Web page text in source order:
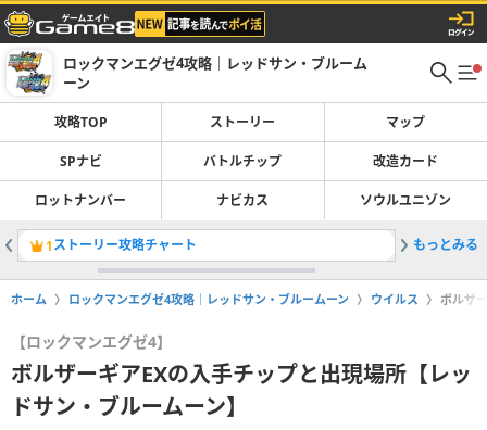
ロックマンエグゼ4攻略｜レッドサン・ブルーム
ーン
攻略TOP ストーリー マップ
SPナビ バトルチップ 改造カード
ロットナンバー ナビカス ソウルユニゾン
1ストーリー攻略チャート 2エビデ
もっとみる
ホーム ロックマンエグゼ4攻略｜レッドサン・ブルームーン ウイルス ボルザ
【ロックマンエグゼ4】
ボルザーギアEXの入手チップと出現場所【レッ
ドサン・ブルームーン】